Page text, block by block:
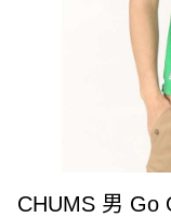
CHUMS 男 Go